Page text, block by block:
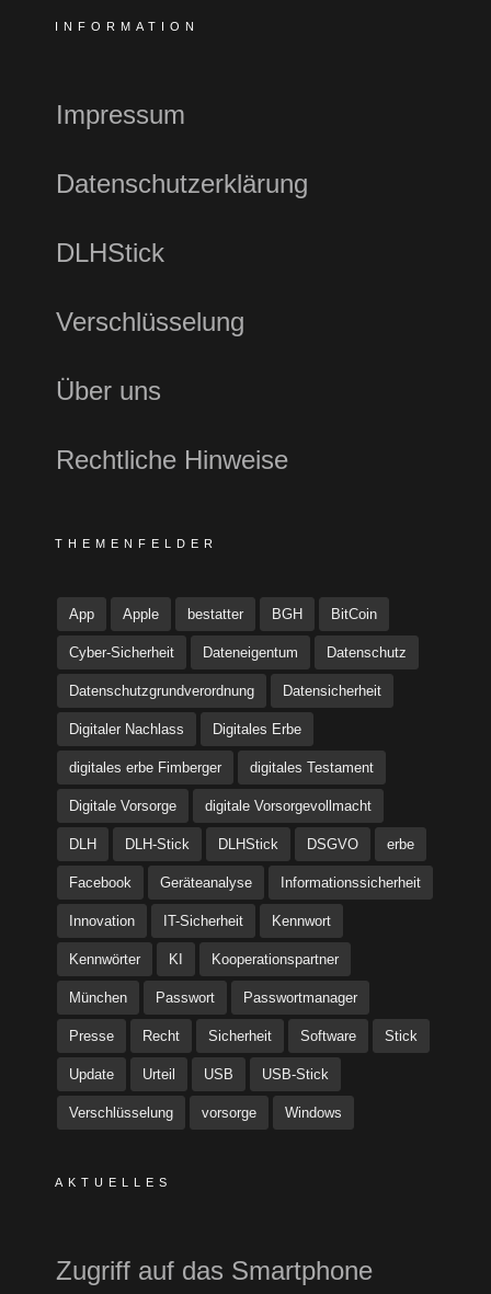
INFORMATION
Impressum
Datenschutzerklärung
DLHStick
Verschlüsselung
Über uns
Rechtliche Hinweise
THEMENFELDER
App Apple bestatter BGH BitCoin
Cyber-Sicherheit Dateneigentum Datenschutz
Datenschutzgrundverordnung Datensicherheit
Digitaler Nachlass Digitales Erbe
digitales erbe Fimberger digitales Testament
Digitale Vorsorge digitale Vorsorgevollmacht
DLH DLH-Stick DLHStick DSGVO erbe
Facebook Geräteanalyse Informationssicherheit
Innovation IT-Sicherheit Kennwort
Kennwörter KI Kooperationspartner
München Passwort Passwortmanager
Presse Recht Sicherheit Software Stick
Update Urteil USB USB-Stick
Verschlüsselung vorsorge Windows
AKTUELLES
Zugriff auf das Smartphone